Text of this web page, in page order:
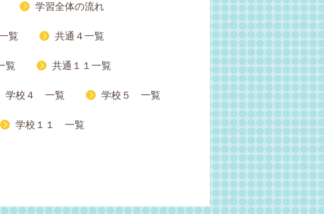
学習全体の流れ
覧 共通４一覧
覧 共通１１一覧
学校４ 一覧 学校５ 一覧
学校１１ 一覧